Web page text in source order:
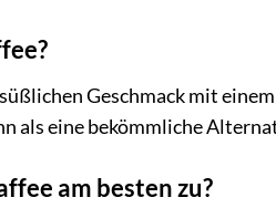
Geschmack mit
als eine bekömmliche
am besten zu?